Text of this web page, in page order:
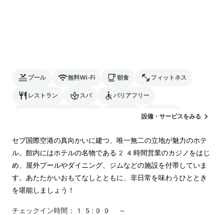
プール 無料Wi-Fi 朝食 フィットネス
レストラン スパ バリアフリー
駐車場
設備・サービスをみる
セブ国際空港の真向かいに建つ、唯一無二の立地が魅力のホテ
ル。館内にはホテルの名物である24時間営業のカジノをはじ
め、屋外プールやダイニング、ジムなどの施設を付帯していま
す。あたたかいおもてなしとともに、非日常を味わうひととき
を堪能しましょう！
チェックイン時間：
15:00 ～